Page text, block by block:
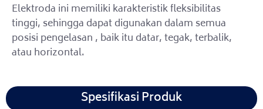
Elektroda ini memiliki karakteristik fleksibilitas
tinggi, sehingga dapat digunakan dalam semua
posisi pengelasan , baik itu datar, tegak, terbalik,
atau horizontal.
Spesifikasi Produk